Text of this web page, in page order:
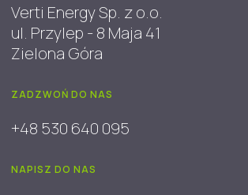
Verti Energy Sp. z o.o.
ul. Przylep - 8 Maja 41
Zielona Góra
ZADZWOŃ DO NAS
+48 530 640 095
NAPISZ DO NAS